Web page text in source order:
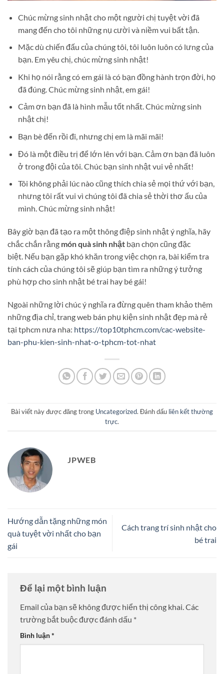
Chúc mừng sinh nhật cho một người chị tuyệt vời đã
mang đến cho tôi những nụ cười và niềm vui bất tận.
Mặc dù chiến đấu của chúng tôi, tôi luôn luôn có lưng của
bạn. Em yêu chị, chúc mừng sinh nhật!
Khi họ nói rằng có em gái là có bạn đồng hành trọn đời, họ
đã đúng. Chúc mừng sinh nhật, em gái!
Cảm ơn bạn đã là hình mẫu tốt nhất. Chúc mừng sinh
nhật chị!
Bạn bè đến rồi đi, nhưng chị em là mãi mãi!
Đó là một điều trị để lớn lên với bạn. Cảm ơn bạn đã luôn
ở trong đội của tôi. Chúc bạn sinh nhật vui vẻ nhất!
Tôi không phải lúc nào cũng thích chia sẻ mọi thứ với bạn,
nhưng tôi rất vui vì chúng tôi đã chia sẻ thời thơ ấu của
mình. Chúc mừng sinh nhật!
Bây giờ bạn đã tạo ra một thông điệp sinh nhật ý nghĩa, hãy
chắc chắn rằng món quà sinh nhật bạn chọn cũng đặc
biệt. Nếu bạn gặp khó khăn trong việc chọn ra, bài kiểm tra
tính cách của chúng tôi sẽ giúp bạn tìm ra những ý tưởng
phù hợp cho sinh nhật bé trai hay bé gái!
Ngoài những lời chúc ý nghĩa ra đừng quên tham khảo thêm
những địa chỉ, trang web bán phụ kiện sinh nhật đẹp mà rẻ
tại tphcm nưa nha: https://top10tphcm.com/cac-website-
ban-phu-kien-sinh-nhat-o-tphcm-tot-nhat
Bài viết này được đăng trong Uncategorized. Đánh dấu liên kết thường
trực.
JPWEB
Hướng dẫn tặng những món
quà tuyệt vời nhất cho bạn
gái
Cách trang trí sinh nhật cho
bé trai
Để lại một bình luận
Email của bạn sẽ không được hiển thị công khai. Các
trường bắt buộc được đánh dấu *
Bình luận*